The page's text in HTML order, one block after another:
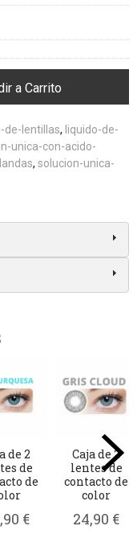
a Carrito
de-lentillas
liquido-de-
unica-con-acido-
solucion-unica-
de 2
de
de
€
Caja de 2
lentes de
contacto de
color
24,90 €